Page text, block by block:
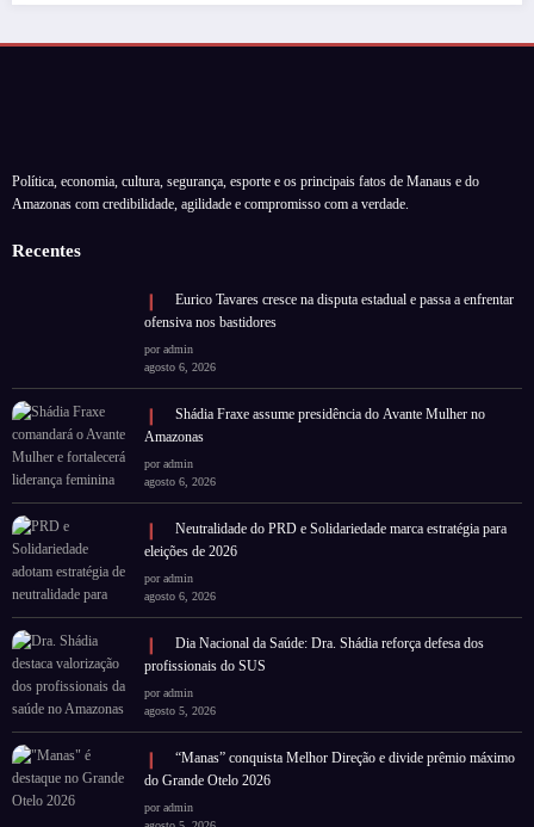
Política, economia, cultura, segurança, esporte e os principais fatos de Manaus e do
Amazonas com credibilidade, agilidade e compromisso com a verdade.
Recentes
Eurico Tavares cresce na disputa estadual e passa a enfrentar
ofensiva nos bastidores
por admin
agosto 6, 2026
Shádia Fraxe assume presidência do Avante Mulher no
Amazonas
por admin
agosto 6, 2026
Neutralidade do PRD e Solidariedade marca estratégia para
eleições de 2026
por admin
agosto 6, 2026
Dia Nacional da Saúde: Dra. Shádia reforça defesa dos
profissionais do SUS
por admin
agosto 5, 2026
“Manas” conquista Melhor Direção e divide prêmio máximo
do Grande Otelo 2026
por admin